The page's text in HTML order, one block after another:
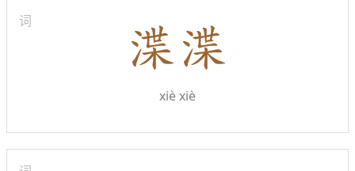
词
xiè xiè